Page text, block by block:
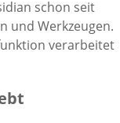
schon seit
und Werkzeugen.
verarbeitet